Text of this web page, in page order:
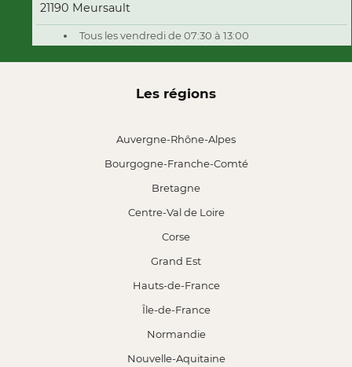
21190 Meursault
Tous les vendredi de 07:30 à 13:00
Les régions
Auvergne-Rhône-Alpes
Bourgogne-Franche-Comté
Bretagne
Centre-Val de Loire
Corse
Grand Est
Hauts-de-France
Île-de-France
Normandie
Nouvelle-Aquitaine